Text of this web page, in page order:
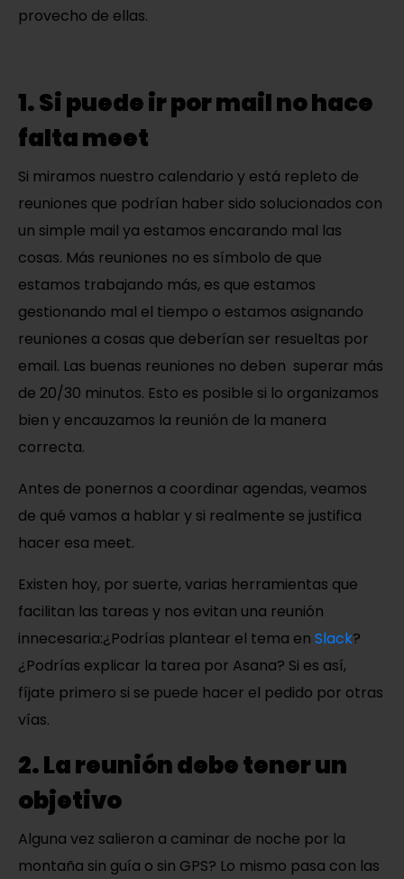
provecho de ellas.
1. Si puede ir por mail no hace
falta meet
Si miramos nuestro calendario y está repleto de
reuniones que podrían haber sido solucionados con
un simple mail ya estamos encarando mal las
cosas. Más reuniones no es símbolo de que
estamos trabajando más, es que estamos
gestionando mal el tiempo o estamos asignando
reuniones a cosas que deberían ser resueltas por
email. Las buenas reuniones no deben superar más
de 20/30 minutos. Esto es posible si lo organizamos
bien y encauzamos la reunión de la manera
correcta.
Antes de ponernos a coordinar agendas, veamos
de qué vamos a hablar y si realmente se justifica
hacer esa meet.
Existen hoy, por suerte, varias herramientas que
facilitan las tareas y nos evitan una reunión
innecesaria:¿Podrías plantear el tema en Slack?
¿Podrías explicar la tarea por Asana? Si es así,
fíjate primero si se puede hacer el pedido por otras
vías.
2. La reunión debe tener un
objetivo
Alguna vez salieron a caminar de noche por la
montaña sin guía o sin GPS? Lo mismo pasa con las